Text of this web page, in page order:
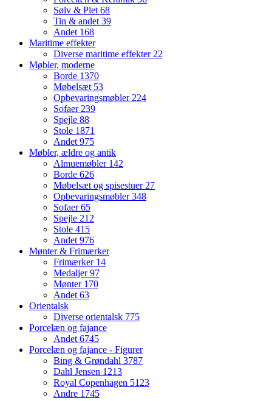
Sølv & Plet68
Tin & andet39
Andet 168
Maritime effekter
Diverse maritime effekter22
Møbler, moderne
Borde 1370
Møbelsæt 53
Opbevaringsmøbler224
Sofaer239
Spejle 88
Stole 1871
Andet975
Møbler, ældre og antik
Almuemøbler 142
Borde 626
Møbelsæt og spisestuer27
Opbevaringsmøbler348
Sofaer65
Spejle 212
Stole 415
Andet976
Mønter & Frimærker
Frimærker 14
Medaljer97
Mønter 170
Andet63
Orientalsk
Diverse orientalsk 775
Porcelæn og fajance
Andet6745
Porcelæn og fajance - Figurer
Bing & Grøndahl 3787
Dahl Jensen 1213
Royal Copenhagen 5123
Andre 1745